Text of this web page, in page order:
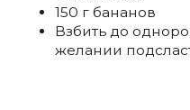
150 г бананов
Взбить до
желании